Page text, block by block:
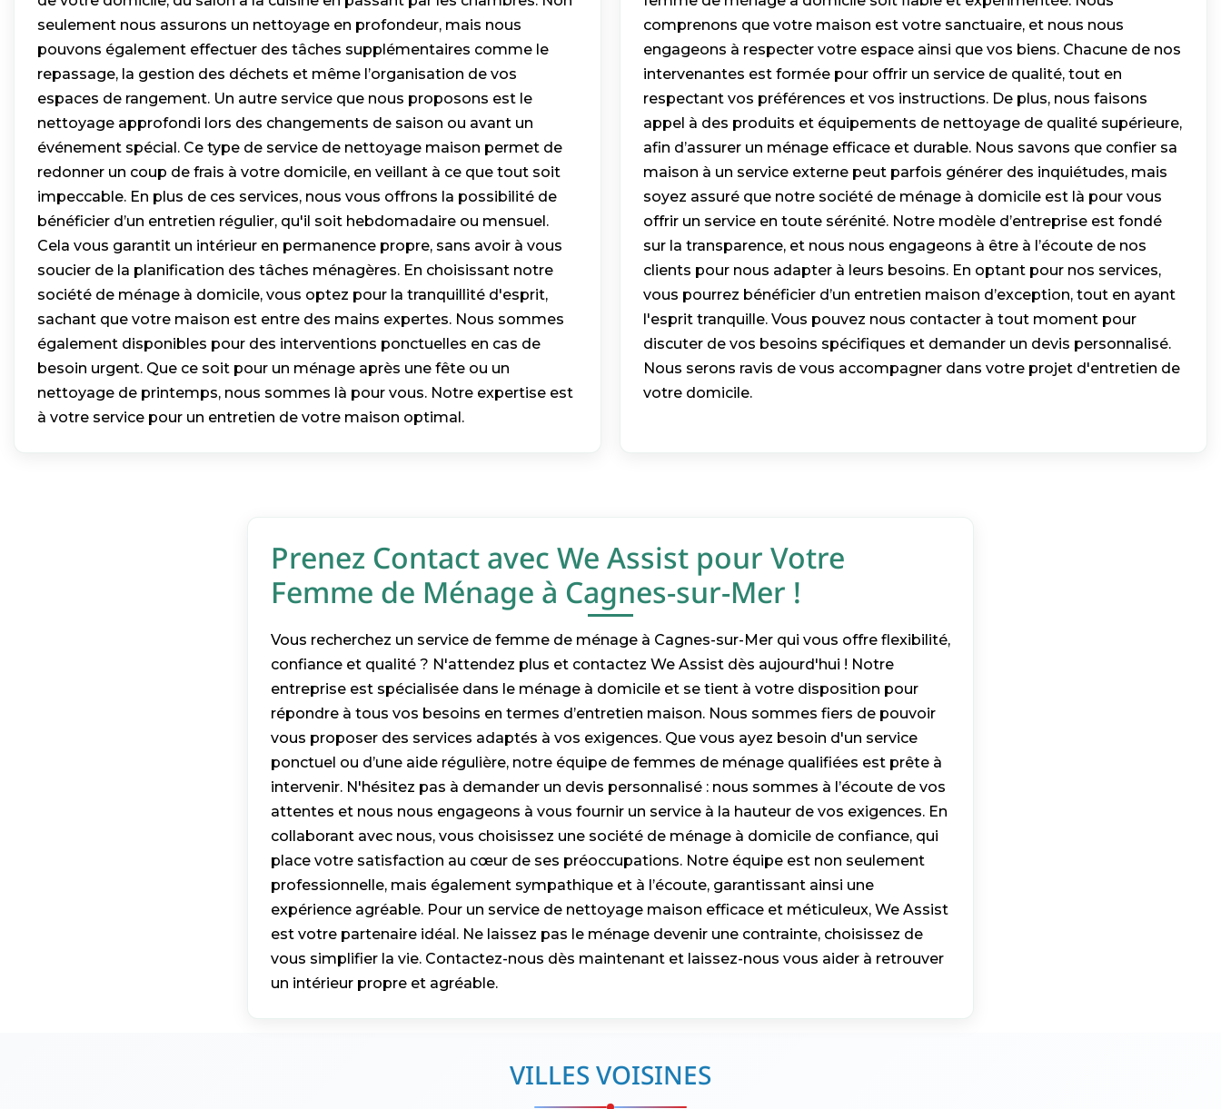
seulement nous assurons un nettoyage en profondeur, mais nous
pouvons également effectuer des tâches supplémentaires comme le
repassage, la gestion des déchets et même l’organisation de vos
espaces de rangement. Un autre service que nous proposons est le
nettoyage approfondi lors des changements de saison ou avant un
événement spécial. Ce type de service de nettoyage maison permet de
redonner un coup de frais à votre domicile, en veillant à ce que tout soit
impeccable. En plus de ces services, nous vous offrons la possibilité de
bénéficier d’un entretien régulier, qu'il soit hebdomadaire ou mensuel.
Cela vous garantit un intérieur en permanence propre, sans avoir à vous
soucier de la planification des tâches ménagères. En choisissant notre
société de ménage à domicile, vous optez pour la tranquillité d'esprit,
sachant que votre maison est entre des mains expertes. Nous sommes
également disponibles pour des interventions ponctuelles en cas de
besoin urgent. Que ce soit pour un ménage après une fête ou un
nettoyage de printemps, nous sommes là pour vous. Notre expertise est
à votre service pour un entretien de votre maison optimal.
comprenons que votre maison est votre sanctuaire, et nous nous
engageons à respecter votre espace ainsi que vos biens. Chacune de nos
intervenantes est formée pour offrir un service de qualité, tout en
respectant vos préférences et vos instructions. De plus, nous faisons
appel à des produits et équipements de nettoyage de qualité supérieure,
afin d’assurer un ménage efficace et durable. Nous savons que confier sa
maison à un service externe peut parfois générer des inquiétudes, mais
soyez assuré que notre société de ménage à domicile est là pour vous
offrir un service en toute sérénité. Notre modèle d’entreprise est fondé
sur la transparence, et nous nous engageons à être à l’écoute de nos
clients pour nous adapter à leurs besoins. En optant pour nos services,
vous pourrez bénéficier d’un entretien maison d’exception, tout en ayant
l'esprit tranquille. Vous pouvez nous contacter à tout moment pour
discuter de vos besoins spécifiques et demander un devis personnalisé.
Nous serons ravis de vous accompagner dans votre projet d'entretien de
votre domicile.
Prenez Contact avec We Assist pour Votre
Femme de Ménage à Cagnes-sur-Mer !
Vous recherchez un service de femme de ménage à Cagnes-sur-Mer qui vous offre flexibilité,
confiance et qualité ? N'attendez plus et contactez We Assist dès aujourd'hui ! Notre
entreprise est spécialisée dans le ménage à domicile et se tient à votre disposition pour
répondre à tous vos besoins en termes d’entretien maison. Nous sommes fiers de pouvoir
vous proposer des services adaptés à vos exigences. Que vous ayez besoin d'un service
ponctuel ou d’une aide régulière, notre équipe de femmes de ménage qualifiées est prête à
intervenir. N'hésitez pas à demander un devis personnalisé : nous sommes à l’écoute de vos
attentes et nous nous engageons à vous fournir un service à la hauteur de vos exigences. En
collaborant avec nous, vous choisissez une société de ménage à domicile de confiance, qui
place votre satisfaction au cœur de ses préoccupations. Notre équipe est non seulement
professionnelle, mais également sympathique et à l’écoute, garantissant ainsi une
expérience agréable. Pour un service de nettoyage maison efficace et méticuleux, We Assist
est votre partenaire idéal. Ne laissez pas le ménage devenir une contrainte, choisissez de
vous simplifier la vie. Contactez-nous dès maintenant et laissez-nous vous aider à retrouver
un intérieur propre et agréable.
VILLES VOISINES